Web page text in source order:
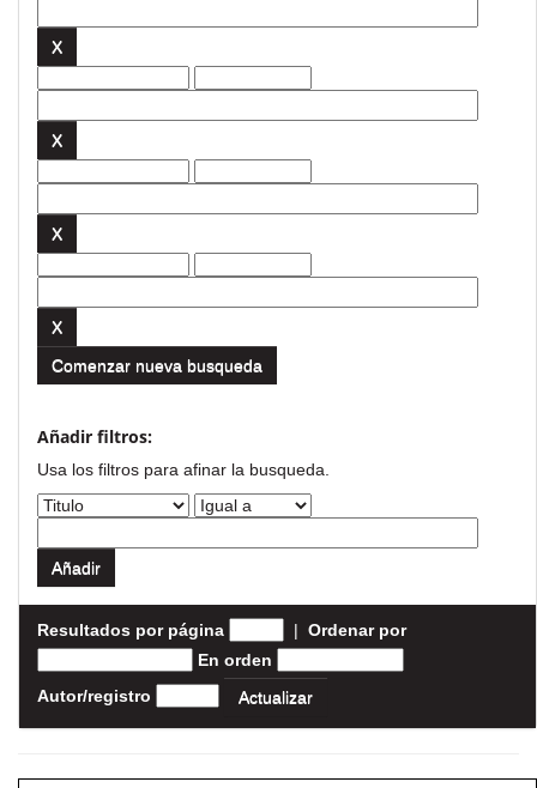
Comenzar nueva busqueda
Añadir filtros:
Usa los filtros para afinar la busqueda.
Resultados por página | Ordenar por
En orden
Autor/registro